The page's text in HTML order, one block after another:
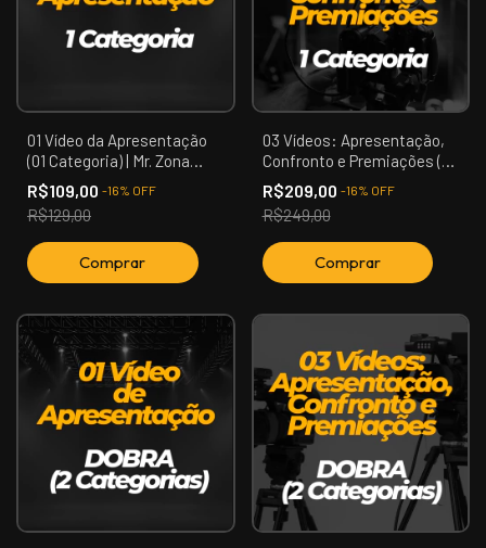
01 Vídeo da Apresentação
(01 Categoria) | Mr. Zona
Oeste
R$109,00 -16% OFF
R$129,00
03 Vídeos: Apresentação,
Confronto e Premiações (01
Categoria) | Mr. Zona Oeste
R$209,00 -16% OFF
R$249,00